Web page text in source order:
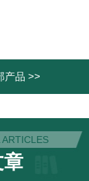
产品 >>
章